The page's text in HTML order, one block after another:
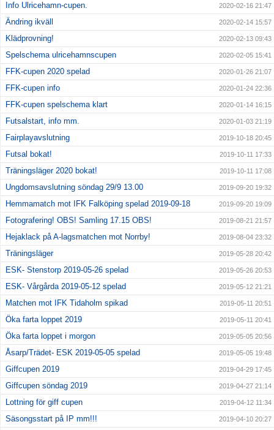
Info Ulricehamn-cupen. 2020-02-16 21:47
Ändring ikväll 2020-02-14 15:57
Klädprovning! 2020-02-13 09:43
Spelschema ulricehamnscupen 2020-02-05 15:41
FFK-cupen 2020 spelad 2020-01-26 21:07
FFK-cupen info 2020-01-24 22:36
FFK-cupen spelschema klart 2020-01-14 16:15
Futsalstart, info mm. 2020-01-03 21:19
Fairplayavslutning 2019-10-18 20:45
Futsal bokat! 2019-10-11 17:33
Träningsläger 2020 bokat! 2019-10-11 17:08
Ungdomsavslutning söndag 29/9 13.00 2019-09-20 19:32
Hemmamatch mot IFK Falköping spelad 2019-09-18 2019-09-20 19:09
Fotografering! OBS! Samling 17.15 OBS! 2019-08-21 21:57
Hejaklack på A-lagsmatchen mot Norrby! 2019-08-04 23:32
Träningsläger 2019-05-28 20:42
ESK- Stenstorp 2019-05-26 spelad 2019-05-26 20:53
ESK- Vårgårda 2019-05-12 spelad 2019-05-12 21:21
Matchen mot IFK Tidaholm spikad 2019-05-11 20:51
Öka farta loppet 2019 2019-05-11 20:41
Öka farta loppet i morgon 2019-05-05 20:56
Åsarp/Trädet- ESK 2019-05-05 spelad 2019-05-05 19:48
Giffcupen 2019 2019-04-29 17:45
Giffcupen söndag 2019 2019-04-27 21:14
Lottning för giff cupen 2019-04-12 11:34
Säsongsstart på IP mm!!! 2019-04-10 20:27